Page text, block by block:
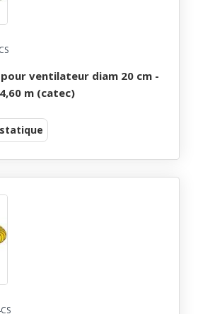
ventilateur diam 20 cm -
m (catec)